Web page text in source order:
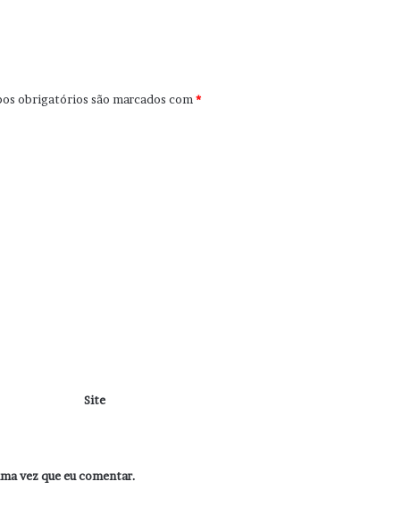
obrigatórios são marcados com*
Site
vez que eu comentar.